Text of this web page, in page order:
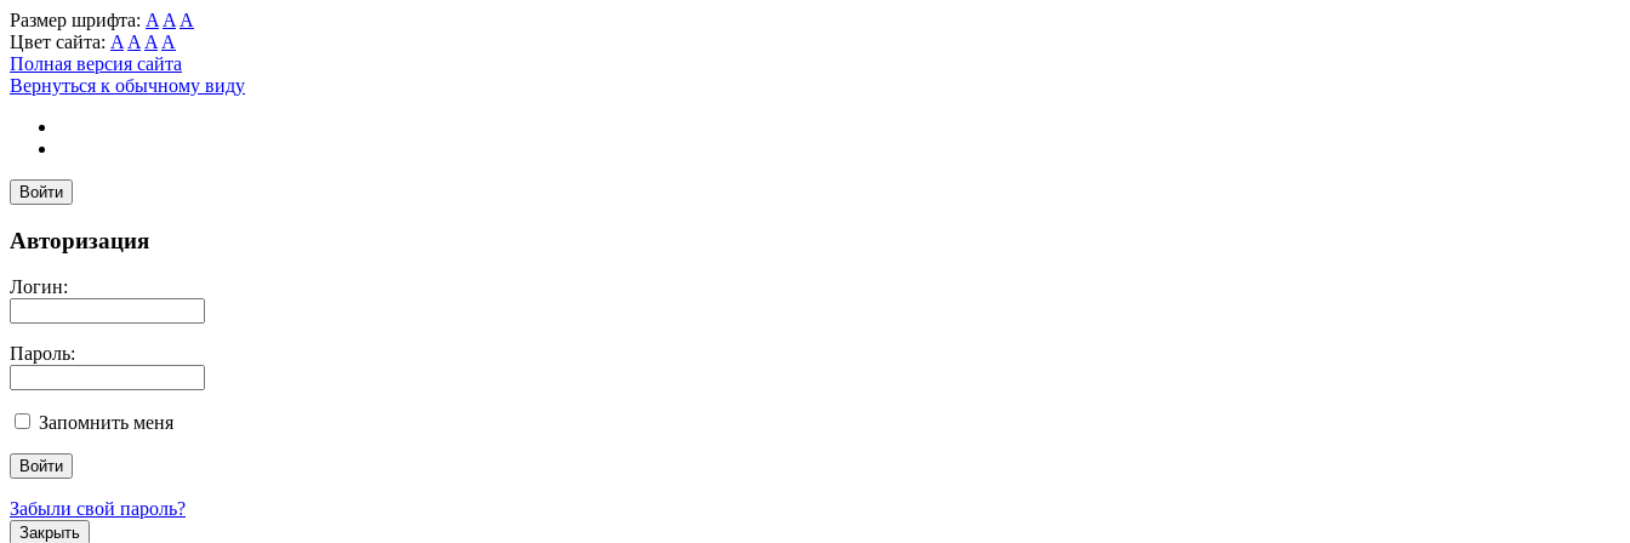
Размер шрифта: A A A
Цвет сайта: A A A A
Полная версия сайта
Вернуться к обычному виду
Войти
Авторизация
Логин:
Пароль:
Запомнить меня
Забыли свой пароль?
Закрыть